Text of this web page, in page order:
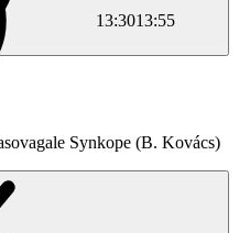
13:3013:55
Synkope (B. Kovács)